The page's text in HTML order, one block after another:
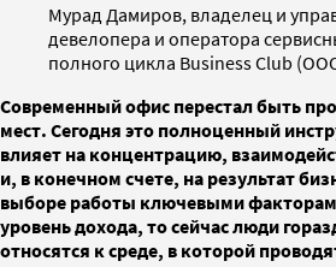
Мурад Дамиров, владелец и
девелопера и оператора
полного цикла Business Club
Современный офис перестал быть
мест. Сегодня это полноценный
влияет на концентрацию,
и, в конечном счете, на результат
выборе работы ключевыми
уровень дохода, то сейчас люди
относятся к среде, в которой